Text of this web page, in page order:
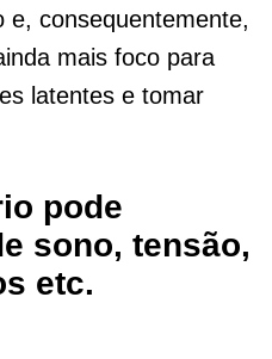
e, consequentemente,
mais foco para
latentes e tomar
pode
sono, tensão,
etc.